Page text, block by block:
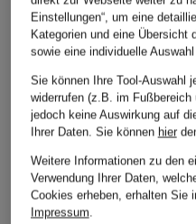
Weitere Kategorien
Abendkleider
Einstellungen“, um eine
Kategorien und eine Übersicht
sowie eine individuelle
Sie können Ihre Tool-Auswahl
widerrufen (z.B. im
jedoch keine Auswirkung auf
Ihrer Daten. Sie können hier
Weitere Informationen zu den
Verwendung Ihrer Daten,
Cookies erheben, erhalten Sie
Impressum.